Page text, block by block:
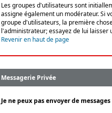
Les groupes d'utilisateurs sont
assigne également un modérateur. Si
groupe d'utilisateurs, la première
l'administrateur; essayez de lui laisser
Revenir en haut de page
Messagerie Privée
Je ne peux pas envoyer de